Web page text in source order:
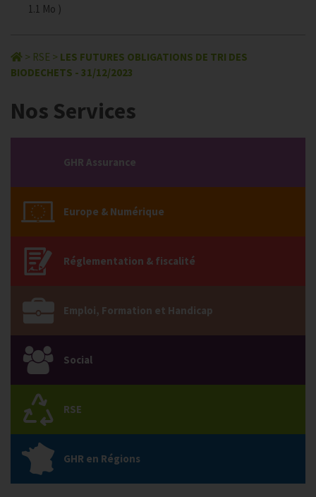
1.1 Mo
> RSE > LES FUTURES OBLIGATIONS DE TRI DES
BIODECHETS - 31/12/2023
Nos Services
GHR Assurance
Europe & Numérique
Réglementation & fiscalité
Emploi, Formation et Handicap
Social
RSE
GHR en Régions